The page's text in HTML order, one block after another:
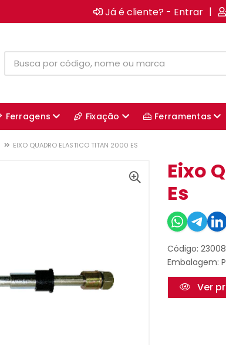
Já é cliente? - Entrar |
Ferragens Fixação Ferramentas
EIXO QUADRO ELASTICO TITAN 2000 ES
Eixo
Es
Código: 23008
Embalagem:
Ver